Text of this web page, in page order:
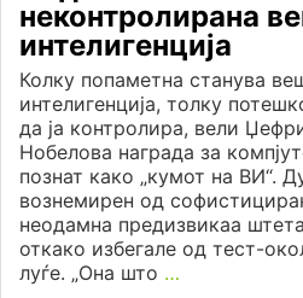
неконтролирана
интелигенција
Колку попаметна станува
интелигенција, толку
да ја контролира, вели
Нобелова награда за
познат како „кумот на ВИ“.
вознемирен од
неодамна предизвикаа
откако избегале од тест-
луѓе. „Она што …